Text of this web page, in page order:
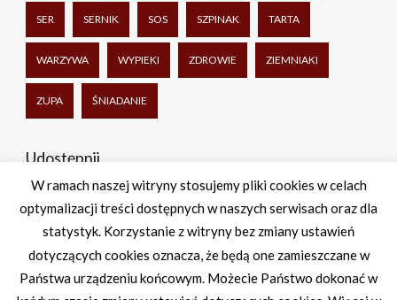
SER SERNIK SOS SZPINAK TARTA
WARZYWA WYPIEKI ZDROWIE ZIEMNIAKI
ZUPA ŚNIADANIE
Udostępnij
Facebook
TwitterWhatsApp
Share
W ramach naszej witryny stosujemy pliki cookies w celach
optymalizacji treści dostępnych w naszych serwisach oraz dla
statystyk. Korzystanie z witryny bez zmiany ustawień
dotyczących cookies oznacza, że będą one zamieszczane w
Państwa urządzeniu końcowym. Możecie Państwo dokonać w